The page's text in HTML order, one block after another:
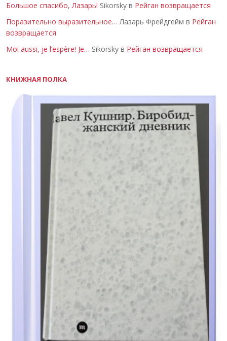
Большое спасибо, Лазарь! Sikorsky в Рейган возвращается
Поразительно выразительное… Лазарь Фрейдгейм в Рейган
возвращается
Moi aussi, je l’espère! Je… Sikorsky в Рейган возвращается
КНИЖНАЯ ПОЛКА